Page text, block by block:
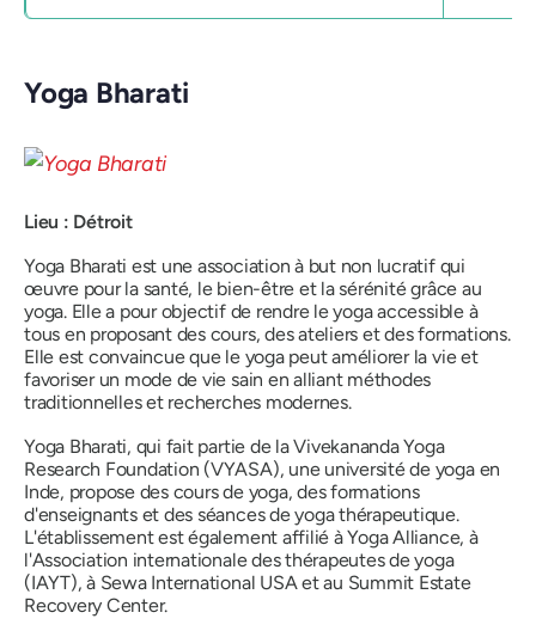
Yoga Bharati
Lieu : Détroit
Yoga Bharati est une association à but non lucratif qui
œuvre pour la santé, le bien-être et la sérénité grâce au
yoga. Elle a pour objectif de rendre le yoga accessible à
tous en proposant des cours, des ateliers et des formations.
Elle est convaincue que le yoga peut améliorer la vie et
favoriser un mode de vie sain en alliant méthodes
traditionnelles et recherches modernes.
Yoga Bharati, qui fait partie de la Vivekananda Yoga
Research Foundation (VYASA), une université de yoga en
Inde, propose des cours de yoga, des formations
d'enseignants et des séances de yoga thérapeutique.
L'établissement est également affilié à Yoga Alliance, à
l'Association internationale des thérapeutes de yoga
(IAYT), à Sewa International USA et au Summit Estate
Recovery Center.